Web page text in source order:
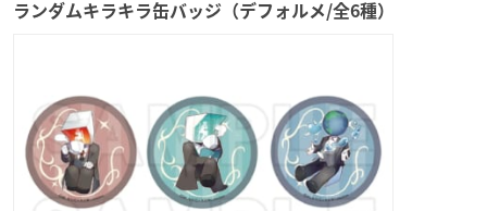
ランダムキラキラ缶バッジ（デフォルメ/全6種）